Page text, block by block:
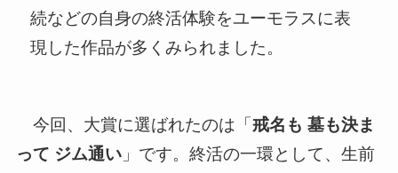
続などの自身の終活体験をユーモラスに表
現した作品が多くみられました。
今回、大賞に選ばれたのは「 戒名も 墓も決ま
って ジム通い」です。終活の一環として、生前